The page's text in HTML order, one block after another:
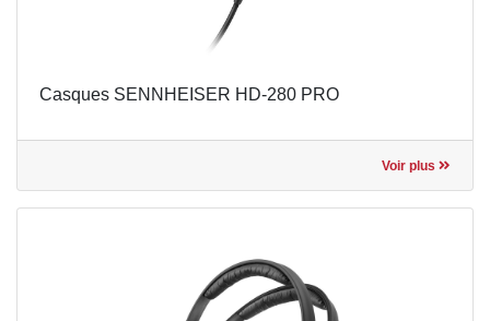
Casques SENNHEISER HD-280 PRO
Voir plus